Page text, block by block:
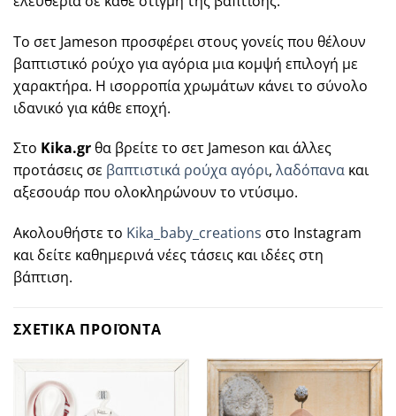
Το σετ Jameson προσφέρει στους γονείς που θέλουν
βαπτιστικό ρούχο για αγόρια μια κομψή επιλογή με
χαρακτήρα. Η ισορροπία χρωμάτων κάνει το σύνολο
ιδανικό για κάθε εποχή.
Στο Kika.grθα βρείτε το σετ Jameson και άλλες
προτάσεις σε βαπτιστικά ρούχα αγόρι, λαδόπανα και
αξεσουάρ που ολοκληρώνουν το ντύσιμο.
Ακολουθήστε το Kika_baby_creations στο Instagram
και δείτε καθημερινά νέες τάσεις και ιδέες στη
βάπτιση.
ΣΧΕΤΙΚΑ ΠΡΟΪΟΝΤΑ